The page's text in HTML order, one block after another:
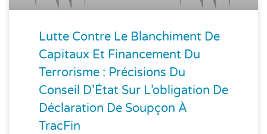
Lutte Contre Le Blanchiment De
Capitaux Et Financement Du
Terrorisme : Précisions Du
Conseil D’État Sur L’obligation De
Déclaration De Soupçon À
TracFin